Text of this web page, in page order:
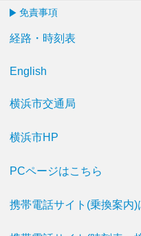
免責事項
経路・時刻表
English
横浜市交通局
横浜市HP
PCページはこちら
携帯電話サイト(乗換案内)